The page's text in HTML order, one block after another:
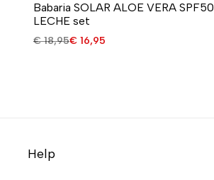
Babaria SOLAR ALOE VERA SPF50
LECHE set
€18,95€16,95
Help